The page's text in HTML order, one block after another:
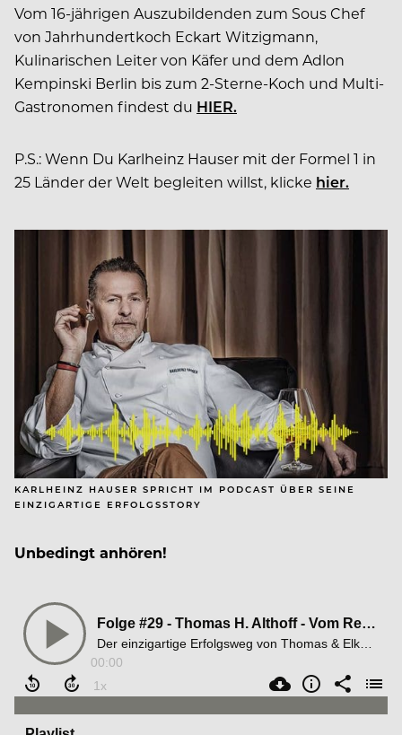
Vom 16-jährigen Auszubildenden zum Sous Chef
von Jahrhundertkoch Eckart Witzigmann,
Kulinarischen Leiter von Käfer und dem Adlon
Kempinski Berlin bis zum 2-Sterne-Koch und Multi-
Gastronomen findest du HIER.
P.S.: Wenn Du Karlheinz Hauser mit der Formel 1 in
25 Länder der Welt begleiten willst, klicke hier.
KARLHEINZ HAUSER SPRICHT IM PODCAST ÜBER SEINE
EINZIGARTIGE ERFOLGSSTORY
Unbedingt anhören!